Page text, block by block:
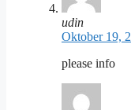
udin
Oktober 19,
please info